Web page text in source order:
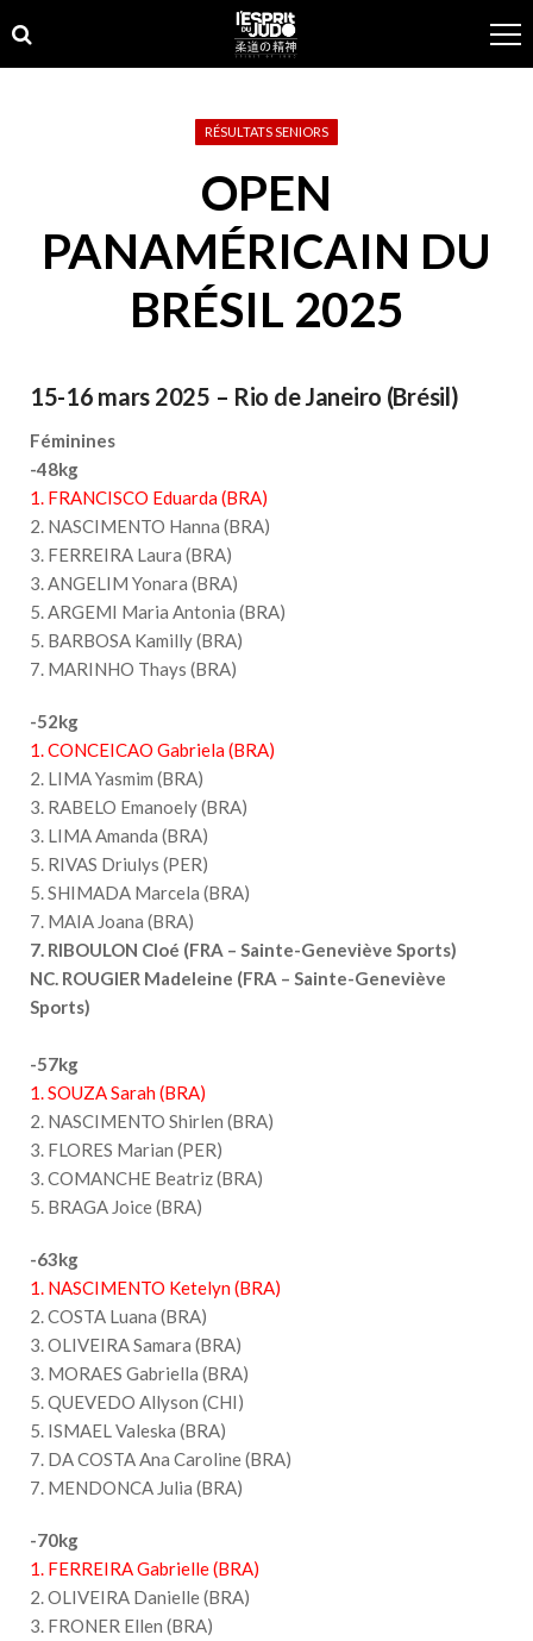
to
navigation
to
content
RÉSULTATS SENIORS
OPEN
PANAMÉRICAIN DU
BRÉSIL 2025
15-16 mars 2025 – Rio de Janeiro (Brésil)
Féminines
-48kg
1. FRANCISCO Eduarda (BRA)
2. NASCIMENTO Hanna (BRA)
3. FERREIRA Laura (BRA)
3. ANGELIM Yonara (BRA)
5. ARGEMI Maria Antonia (BRA)
5. BARBOSA Kamilly (BRA)
7. MARINHO Thays (BRA)
-52kg
1. CONCEICAO Gabriela (BRA)
2. LIMA Yasmim (BRA)
3. RABELO Emanoely (BRA)
3. LIMA Amanda (BRA)
5. RIVAS Driulys (PER)
5. SHIMADA Marcela (BRA)
7. MAIA Joana (BRA)
7. RIBOULON Cloé (FRA – Sainte-Geneviève Sports)
NC. ROUGIER Madeleine (FRA – Sainte-Geneviève
Sports)
-57kg
1. SOUZA Sarah (BRA)
2. NASCIMENTO Shirlen (BRA)
3. FLORES Marian (PER)
3. COMANCHE Beatriz (BRA)
5. BRAGA Joice (BRA)
-63kg
1. NASCIMENTO Ketelyn (BRA)
2. COSTA Luana (BRA)
3. OLIVEIRA Samara (BRA)
3. MORAES Gabriella (BRA)
5. QUEVEDO Allyson (CHI)
5. ISMAEL Valeska (BRA)
7. DA COSTA Ana Caroline (BRA)
7. MENDONCA Julia (BRA)
-70kg
1. FERREIRA Gabrielle (BRA)
2. OLIVEIRA Danielle (BRA)
3. FRONER Ellen (BRA)